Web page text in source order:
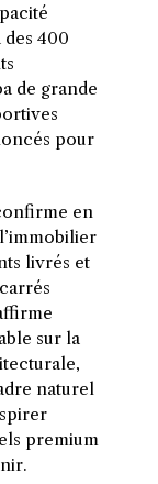
400
de grande
pour
en
livrés et
sur la
naturel
premium